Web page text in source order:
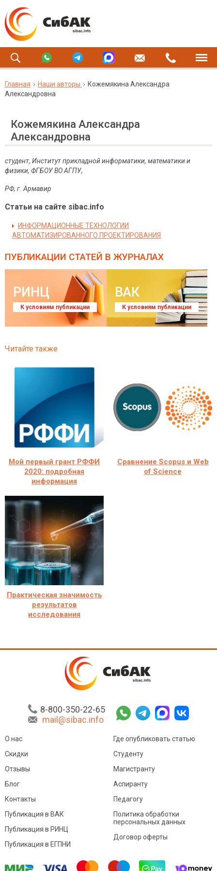
Главная Наши авторы
Кожемякина Александра
Александровна
Кожемякина Александра
Александровна
студент, Институт прикладной информатики, математики и
физики, ФГБОУ ВО АГПУ,
РФ, г. Армавир
Статьи на сайте sibac.info
ИНФОРМАЦИОННЫЕ ТЕХНОЛОГИИ
АВТОМАТИЗИРОВАННОГО ПРОЕКТИРОВАНИЯ
ПУБЛИКАЦИИ СТАТЕЙ В ЖУРНАЛАХ
РИНЦ
К условиям публикации
ВАК
К условиям публикации
Читайте также
Мой первый грант РФФИ
2020: подробная
информация
Сравнение Scopus и Web
of Science
Практическая значимость
результатов
исследования
8-800-350-22-65
mail@sibac.info
О нас
Скидки
Отзывы
Блог
Контакты
Где опубликовать статью
Студенту
Магистранту
Аспиранту
Педагогу
Публикация в ВАК
Публикация в РИНЦ
Публикация в ЕГПНИ
Политика обработки
персональных данных
Договор оферты